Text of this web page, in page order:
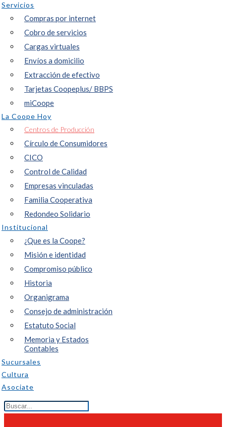
Servicios
Compras por internet
Cobro de servicios
Cargas virtuales
Envíos a domicilio
Extracción de efectivo
Tarjetas Coopeplus/ BBPS
miCoope
La Coope Hoy
Centros de Producción
Círculo de Consumidores
CICO
Control de Calidad
Empresas vinculadas
Familia Cooperativa
Redondeo Solidario
Institucional
¿Que es la Coope?
Misión e identidad
Compromiso público
Historia
Organigrama
Consejo de administración
Estatuto Social
Memoria y Estados
Contables
Sucursales
Cultura
Asociate